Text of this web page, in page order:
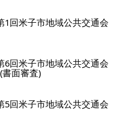
1回米子市地域公共交通会
6回米子市地域公共交通会
面審査)
5回米子市地域公共交通会